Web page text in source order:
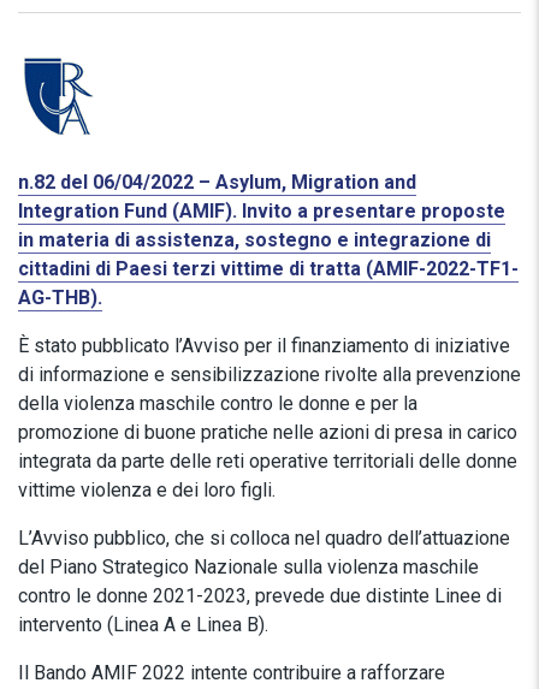
n.82 del 06/04/2022 – Asylum, Migration and
Integration Fund (AMIF). Invito a presentare proposte
in materia di assistenza, sostegno e integrazione di
cittadini di Paesi terzi vittime di tratta (AMIF-2022-TF1-
AG-THB).
È stato pubblicato l’Avviso per il finanziamento di iniziative
di informazione e sensibilizzazione rivolte alla prevenzione
della violenza maschile contro le donne e per la
promozione di buone pratiche nelle azioni di presa in carico
integrata da parte delle reti operative territoriali delle donne
vittime violenza e dei loro figli.
L’Avviso pubblico, che si colloca nel quadro dell’attuazione
del Piano Strategico Nazionale sulla violenza maschile
contro le donne 2021-2023, prevede due distinte Linee di
intervento (Linea A e Linea B).
Il Bando AMIF 2022 intente contribuire a rafforzare